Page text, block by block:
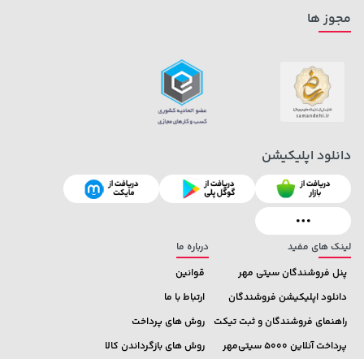
لینک های مفید
پنل فروشندگان سیتی مهر
دانلود اپلیکیشن فروشندگان
راهنمای فروشندگان و ثبت تیکت
پرداخت آنلاین 5000 سیتی‌مهر
درباره ما
قوانین
ارتباط با ما
روش های پرداخت
روش های بازگرداندن کالا
مجوز ها
دانلود اپلیکیشن